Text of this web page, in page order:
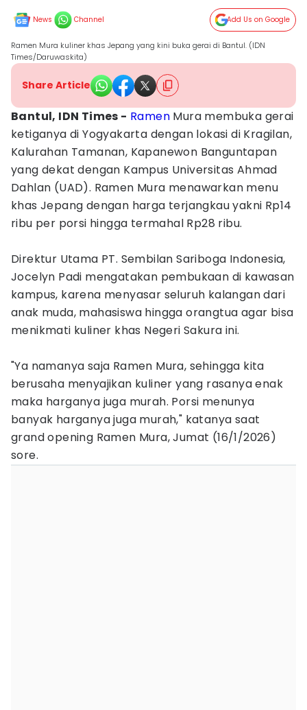
News Channel Add Us on Google
Ramen Mura kuliner khas Jepang yang kini buka gerai di Bantul. (IDN
Times/Daruwaskita)
Share Article
‎Bantul, IDN Times - Ramen Mura membuka gerai
ketiganya di Yogyakarta dengan lokasi di Kragilan,
Kalurahan Tamanan, Kapanewon Banguntapan
yang dekat dengan Kampus Universitas Ahmad
Dahlan (UAD). Ramen Mura menawarkan menu
khas Jepang dengan harga terjangkau yakni Rp14
ribu per porsi hingga termahal Rp28 ribu.
‎Direktur Utama PT. Sembilan Sariboga Indonesia,
Jocelyn Padi mengatakan pembukaan di kawasan
kampus, karena menyasar seluruh kalangan dari
anak muda, mahasiswa hingga orangtua agar bisa
menikmati kuliner khas Negeri Sakura ini.
‎"Ya namanya saja Ramen Mura, sehingga kita
berusaha menyajikan kuliner yang rasanya enak
maka harganya juga murah. Porsi menunya
banyak harganya juga murah," katanya saat
grand opening Ramen Mura, Jumat (16/1/2026)
sore.